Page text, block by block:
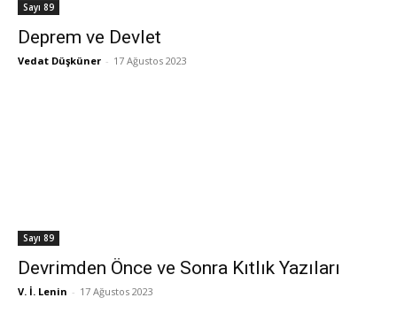
Sayı 89
Deprem ve Devlet
Vedat Düşküner - 17 Ağustos 2023
Sayı 89
Devrimden Önce ve Sonra Kıtlık Yazıları
V. İ. Lenin - 17 Ağustos 2023